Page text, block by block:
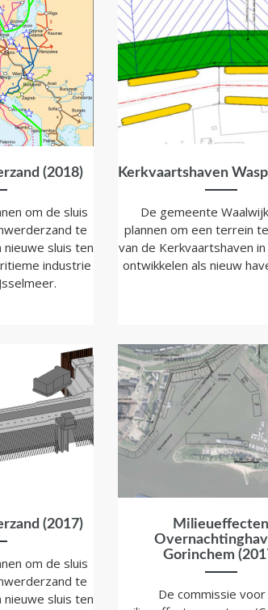
(2018)
om de sluis
te
sluis ten
industrie
Kerkvaartshaven
De gemeente
plannen om een terrein
van de Kerkvaartshaven
ontwikkelen als nieuw
(2017)
om de sluis
te
sluis ten
Milieueffecten
Gorinchem
De commissie